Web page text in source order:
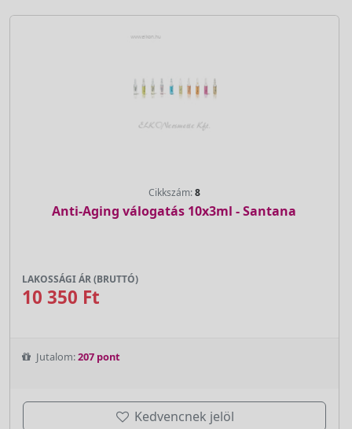
Cikkszám:8
Anti-Aging válogatás 10x3ml - Santana
LAKOSSÁGI ÁR (BRUTTÓ)
10 350 Ft
Jutalom:207 pont
Kedvencnek jelöl